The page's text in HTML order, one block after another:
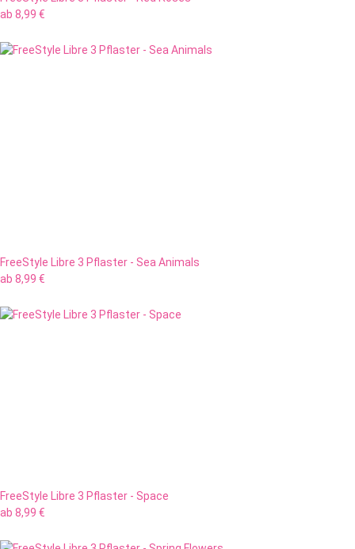
ab 8,99 €
FreeStyle Libre 3 Pflaster - Sea Animals
ab 8,99 €
FreeStyle Libre 3 Pflaster - Space
ab 8,99 €